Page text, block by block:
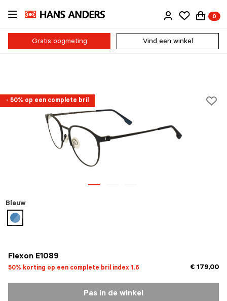
Ga
naar
inhoud
0
Gratis oogmeting Vind een winkel
- 50% op een complete bril
Flexon E1089
50% korting op een complete bril index 1.6 € 179,00
Blauw
geselecteerd
Pas in de winkel